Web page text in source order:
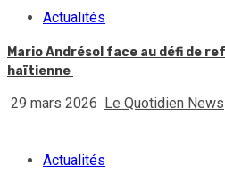
Actualités
Mario Andrésol face au défi de
haïtienne
29 mars 2026 Le Quotidien News
Actualités